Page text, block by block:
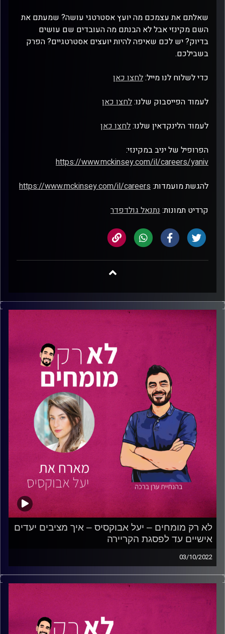
שאלתם את עצמכם מה יועץ אסטרטגי עושה? שמעתם את
השם מקינזי אבל לא הבנתם מה העובדים שם עושים
בדיוק? יש לכם שאיפה להיות יועצים אסטרטגיים? הפרק
בשבילכם.
כדי לשלוח לנו מייל:לחצו כאן
לעמוד הפייסבוק שלנו:לחצו כאן
לעמוד הלינקדאין שלנו:לחצו כאן
הפרופיל של יניב במקינזי:
https://www.mckinsey.com/il/careers/yaniv
להגשת מועמדות:https://www.mckinsey.com/il/careers
קרדיט תמונות:נתנאל גולדפדר
לא רק מומחים – יעל אבוקסיס – איך מציבים יעדים
אישיים עד לפסגת הקריירה
03/10/2022
בפרק הזה תוכלו לשמוע את ערן ויעל מדברים על בניית
הקריירה וקבלת החלטות חשובות לאורך מסלול הפיתוח האישי
והמקצועי של כל אחד ואחת.
יעל מספרת על תחילת דרכה כג'וניורית במשרד פרסום, על